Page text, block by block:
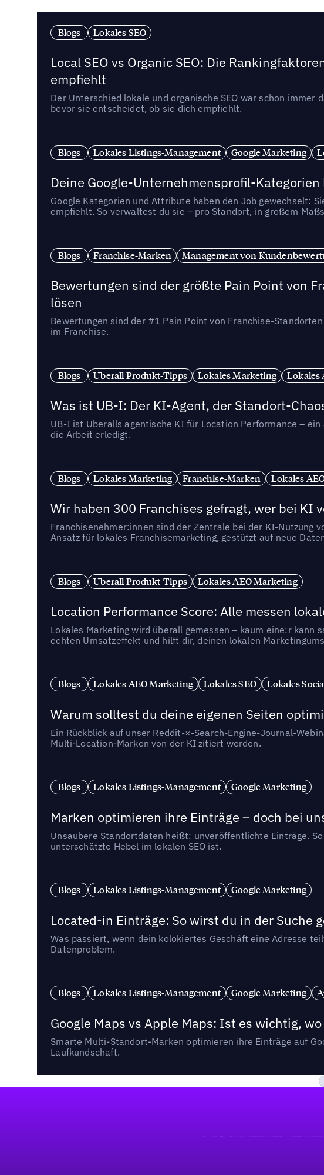
Blogs Lokales SEO
Local SEO vs Organic SEO: Die
empfiehlt
Der Unterschied lokale und organische SEO war schon
bevor sie entscheidet, ob sie dich empfiehlt.
Blogs Lokales Listings-Management Google Marketing
Deine Google-Unternehmensprofil-
Google Kategorien und Attribute haben den Job gewechselt:
empfiehlt. So verwaltest du sie – pro Standort, in großem
Blogs Franchise-Marken Management von
Bewertungen sind der größte Pain Point von
lösen
Bewertungen sind der #1 Pain Point von Franchise-
im Franchise.
Blogs Uberall Produkt-Tipps Lokales Marketing Lokales
Was ist UB-I: Der KI-Agent, der Standort-
UB-I ist Uberalls agentische KI für Location Performance –
die Arbeit erledigt.
Blogs Lokales Marketing Franchise-Marken Lokales
Wir haben 300 Franchises gefragt, wer bei KI
Franchisenehmer:innen sind der Zentrale bei der KI-Nutzung
Ansatz für lokales Franchisemarketing, gestützt auf neue
Blogs Uberall Produkt-Tipps Lokales AEO Marketing
Location Performance Score: Alle messen
Lokales Marketing wird überall gemessen – kaum eine:r kann
echten Umsatzeffekt und hilft dir, deinen lokalen
Blogs Lokales AEO Marketing Lokales SEO Lokales
Warum solltest du deine eigenen Seiten
Ein Rückblick auf unser Reddit-×-Search-Engine-Journal-
Multi-Location-Marken von der KI zitiert werden.
Blogs Lokales Listings-Management Google Marketing
Marken optimieren ihre Einträge – doch bei
Unsaubere Standortdaten heißt: unveröffentlichte Einträge.
unterschätzte Hebel im lokalen SEO ist.
Blogs Lokales Listings-Management Google Marketing
Located-in Einträge: So wirst du in der Suche
Was passiert, wenn dein kolokiertes Geschäft eine Adresse
Datenproblem.
Blogs Lokales Listings-Management Google Marketing
Google Maps vs Apple Maps: Ist es wichtig,
Smarte Multi-Standort-Marken optimieren ihre Einträge auf
Laufkundschaft.